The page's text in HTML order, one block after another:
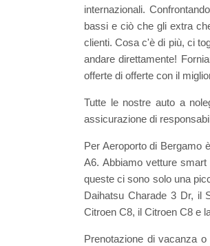
internazionali.
bassi e ciò che gli extra
clienti. Cosa c'è di più, ci
andare direttamente!
offerte di offerte con il
Tutte le nostre auto a
assicurazione di
Per Aeroporto di Bergamo
A6. Abbiamo vetture
queste ci sono solo una
Daihatsu Charade 3 Dr, il
Citroen C8, il Citroen C8 e
Prenotazione di vacanza